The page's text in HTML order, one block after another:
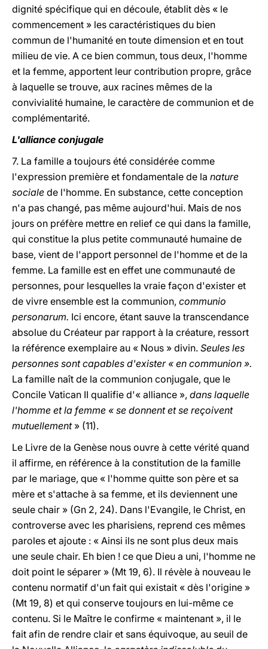
dignité spécifique qui en découle, établit dès « le
commencement » les caractéristiques du bien
commun de l'humanité en toute dimension et en tout
milieu de vie. A ce bien commun, tous deux, l'homme
et la femme, apportent leur contribution propre, grâce
à laquelle se trouve, aux racines mêmes de la
convivialité humaine, le caractère de communion et de
complémentarité.
L'alliance conjugale
7. La famille a toujours été considérée comme
l'expression première et fondamentale de la nature
sociale de l'homme. En substance, cette conception
n'a pas changé, pas même aujourd'hui. Mais de nos
jours on préfère mettre en relief ce qui dans la famille,
qui constitue la plus petite communauté humaine de
base, vient de l'apport personnel de l'homme et de la
femme. La famille est en effet une communauté de
personnes, pour lesquelles la vraie façon d'exister et
de vivre ensemble est la communion, communio
personarum. Ici encore, étant sauve la transcendance
absolue du Créateur par rapport à la créature, ressort
la référence exemplaire au « Nous » divin. Seules les
personnes sont capables d'exister « en communion ».
La famille naît de la communion conjugale, que le
Concile Vatican II qualifie d'« alliance », dans laquelle
l'homme et la femme « se donnent et se reçoivent
mutuellement» (11).
Le Livre de la Genèse nous ouvre à cette vérité quand
il affirme, en référence à la constitution de la famille
par le mariage, que « l'homme quitte son père et sa
mère et s'attache à sa femme, et ils deviennent une
seule chair » (Gn 2, 24). Dans l'Evangile, le Christ, en
controverse avec les pharisiens, reprend ces mêmes
paroles et ajoute : « Ainsi ils ne sont plus deux mais
une seule chair. Eh bien ! ce que Dieu a uni, l'homme ne
doit point le séparer » (Mt 19, 6). Il révèle à nouveau le
contenu normatif d'un fait qui existait « dès l'origine »
(Mt 19, 8) et qui conserve toujours en lui-même ce
contenu. Si le Maître le confirme « maintenant », il le
fait afin de rendre clair et sans équivoque, au seuil de